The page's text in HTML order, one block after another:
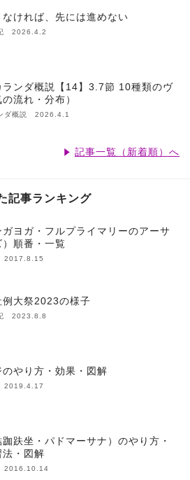
なければ、先には進めない
2026.4.2
ランダ概説【14】3.7節 10種類のヴ
流れ・分布）
ダ概説 2026.4.1
記事一覧（新着順）へ
記事ランキング
ガヨガ・フルプライマリーのアーサ
順番・一覧
2017.8.15
例大祭2023の様子
2023.8.8
やり方・効果・図解
2019.4.17
趺坐・パドマーサナ）のやり方・
・図解
2016.10.14